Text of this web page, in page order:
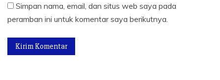
Simpan nama, email, dan situs web saya pada
peramban ini untuk komentar saya berikutnya.